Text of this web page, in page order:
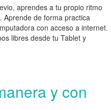
aprendes a tu propio ritmo
Aprende de forma practica
con acceso a internet.
libres desde tu Tablet y
y con